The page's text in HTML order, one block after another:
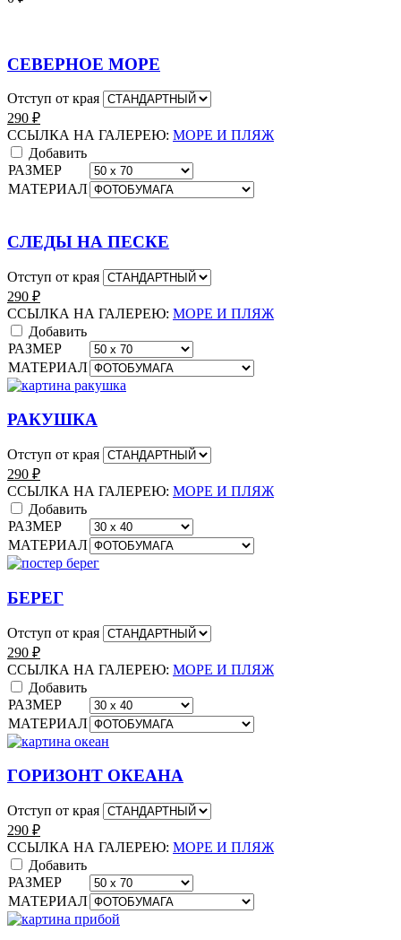
СЕВЕРНОЕ МОРЕ
Отступ от края
290 ₽
ССЫЛКА НА ГАЛЕРЕЮ: МОРЕ И ПЛЯЖ
Добавить
РАЗМЕР
МАТЕРИАЛ
СЛЕДЫ НА ПЕСКЕ
Отступ от края
290 ₽
ССЫЛКА НА ГАЛЕРЕЮ: МОРЕ И ПЛЯЖ
Добавить
РАЗМЕР
МАТЕРИАЛ
РАКУШКА
Отступ от края
290 ₽
ССЫЛКА НА ГАЛЕРЕЮ: МОРЕ И ПЛЯЖ
Добавить
РАЗМЕР
МАТЕРИАЛ
БЕРЕГ
Отступ от края
290 ₽
ССЫЛКА НА ГАЛЕРЕЮ: МОРЕ И ПЛЯЖ
Добавить
РАЗМЕР
МАТЕРИАЛ
ГОРИЗОНТ ОКЕАНА
Отступ от края
290 ₽
ССЫЛКА НА ГАЛЕРЕЮ: МОРЕ И ПЛЯЖ
Добавить
РАЗМЕР
МАТЕРИАЛ